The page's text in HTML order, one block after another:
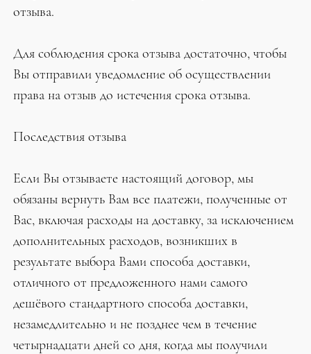
отзыва.
Для соблюдения срока отзыва достаточно, чтобы
Вы отправили уведомление об осуществлении
права на отзыв до истечения срока отзыва.
Последствия отзыва
Если Вы отзываете настоящий договор, мы
обязаны вернуть Вам все платежи, полученные от
Вас, включая расходы на доставку, за исключением
дополнительных расходов, возникших в
результате выбора Вами способа доставки,
отличного от предложенного нами самого
дешёвого стандартного способа доставки,
незамедлительно и не позднее чем в течение
четырнадцати дней со дня, когда мы получили